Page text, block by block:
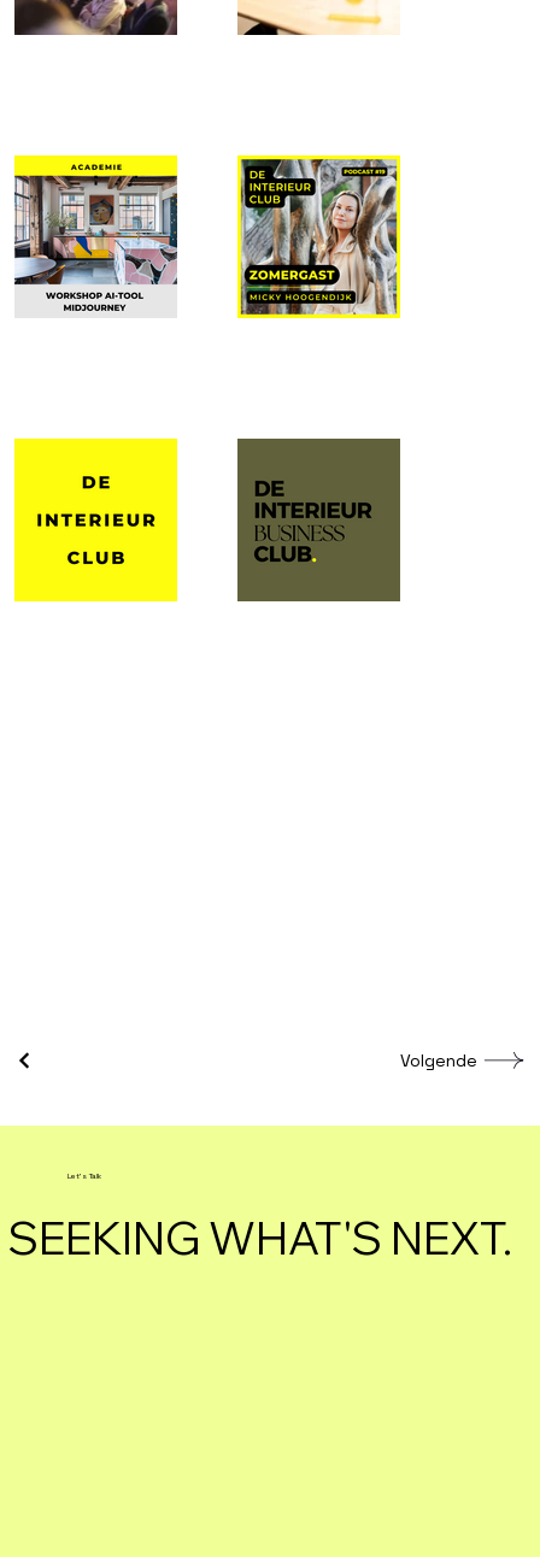
Volgende
Let's Talk
SEEKING WHAT'S NEXT.